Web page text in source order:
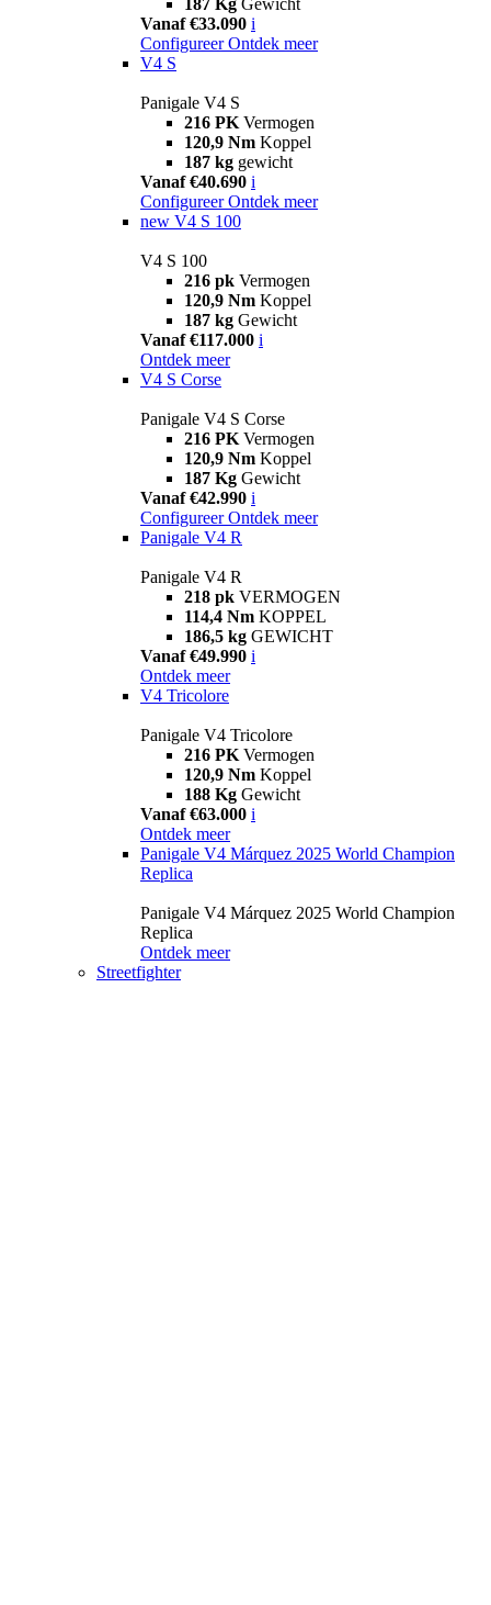
Vanaf €33.090 i
Configureer Ontdek meer
V4 S
Panigale V4 S
216 PK Vermogen
120,9 Nm Koppel
187 kg gewicht
Vanaf €40.690 i
Configureer Ontdek meer
new V4 S 100
V4 S 100
216 pk Vermogen
120,9 Nm Koppel
187 kg Gewicht
Vanaf €117.000 i
Ontdek meer
V4 S Corse
Panigale V4 S Corse
216 PK Vermogen
120,9 Nm Koppel
187 Kg Gewicht
Vanaf €42.990 i
Configureer Ontdek meer
Panigale V4 R
Panigale V4 R
218 pk VERMOGEN
114,4 Nm KOPPEL
186,5 kg GEWICHT
Vanaf €49.990 i
Ontdek meer
V4 Tricolore
Panigale V4 Tricolore
216 PK Vermogen
120,9 Nm Koppel
188 Kg Gewicht
Vanaf €63.000 i
Ontdek meer
Panigale V4 Márquez 2025 World Champion
Replica
Panigale V4 Márquez 2025 World Champion
Replica
Ontdek meer
Streetfighter